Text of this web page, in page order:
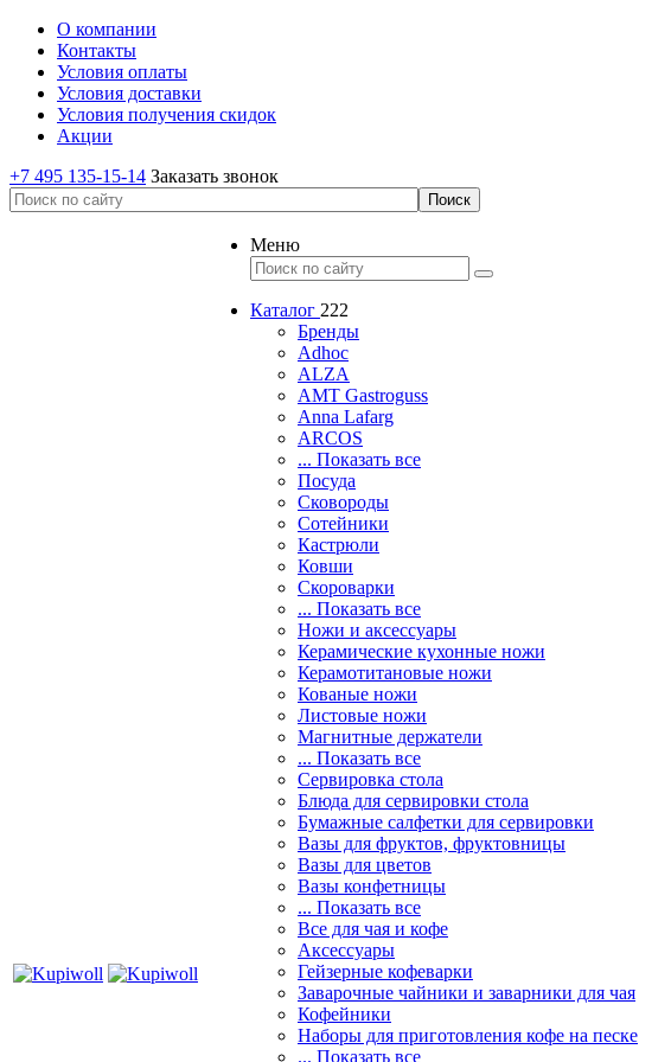
О компании
Контакты
Условия оплаты
Условия доставки
Условия получения скидок
Акции
+7 495 135-15-14 Заказать звонок
Меню
Каталог 222
Бренды
Adhoc
ALZA
AMT Gastroguss
Anna Lafarg
ARCOS
... Показать все
Посуда
Сковороды
Сотейники
Кастрюли
Ковши
Скороварки
... Показать все
Ножи и аксессуары
Керамические кухонные ножи
Керамотитановые ножи
Кованые ножи
Листовые ножи
Магнитные держатели
... Показать все
Сервировка стола
Блюда для сервировки стола
Бумажные салфетки для сервировки
Вазы для фруктов, фруктовницы
Вазы для цветов
Вазы конфетницы
... Показать все
Все для чая и кофе
Аксессуары
Гейзерные кофеварки
Заварочные чайники и заварники для чая
Кофейники
Наборы для приготовления кофе на песке
... Показать все